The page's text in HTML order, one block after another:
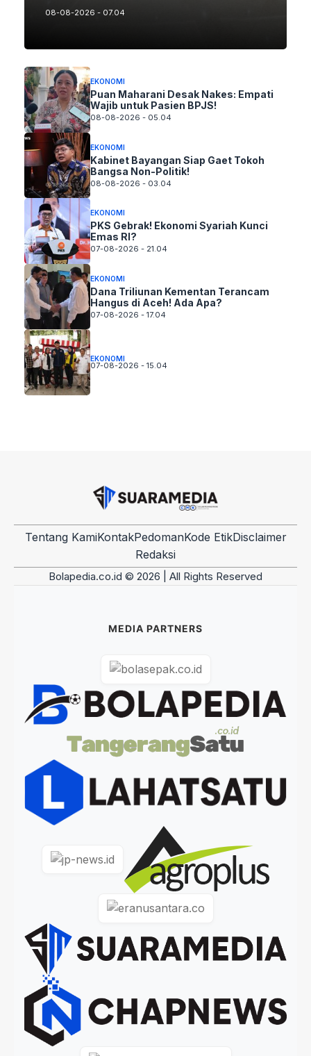
08-08-2026 - 07.04
EKONOMI
Puan Maharani Desak Nakes: Empati
Wajib untuk Pasien BPJS!
08-08-2026 - 05.04
EKONOMI
Kabinet Bayangan Siap Gaet Tokoh
Bangsa Non-Politik!
08-08-2026 - 03.04
EKONOMI
PKS Gebrak! Ekonomi Syariah Kunci
Emas RI?
07-08-2026 - 21.04
EKONOMI
Dana Triliunan Kementan Terancam
Hangus di Aceh! Ada Apa?
07-08-2026 - 17.04
EKONOMI
07-08-2026 - 15.04
Tentang KamiKontakPedomanKode EtikDisclaimer
Redaksi
Bolapedia.co.id © 2026 | All Rights Reserved
MEDIA PARTNERS